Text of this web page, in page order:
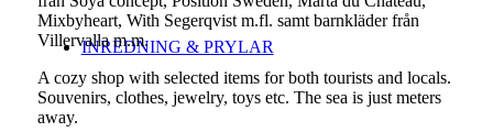
INREDNING & PRYLAR
Mixbyheart, With Segerqvist m.fl. samt barnkläder från
Villervalla m.m.
A cozy shop with selected items for both tourists and locals.
Souvenirs, clothes, jewelry, toys etc. The sea is just meters
away.